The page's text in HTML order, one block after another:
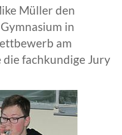
Müller den
in
am
fachkundige Jury